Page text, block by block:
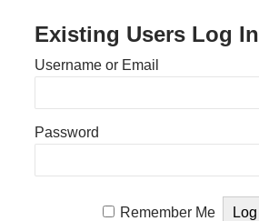
Existing Users Log In
Username or Email
Password
Remember Me